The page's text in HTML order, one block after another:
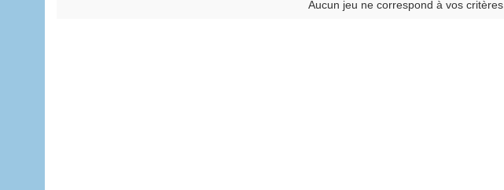
Aucun jeu ne correspond à vos critères.